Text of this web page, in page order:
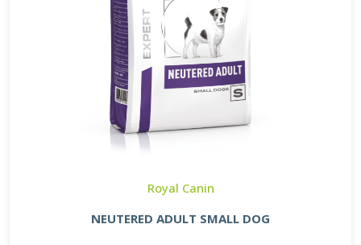
Royal Canin
NEUTERED ADULT SMALL DOG